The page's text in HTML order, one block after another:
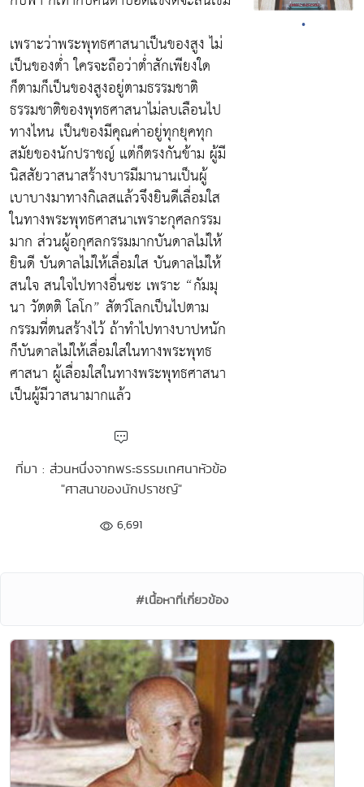
เพราะว่าพระพุทธศาสนาเป็นของสูง ไม่
เป็นของต่ำ ใครจะถือว่าต่ำสักเพียงใด
ก็ตามก็เป็นของสูงอยู่ตามธรรมชาติ
ธรรมชาติของพุทธศาสนาไม่ลบเลือนไป
ทางไหน เป็นของมีคุณค่าอยู่ทุกยุคทุก
สมัยของนักปราชญ์ แต่ก็ตรงกันข้าม ผู้มี
นิสสัยวาสนาสร้างบารมีมานานเป็นผู้
เบาบางมาทางกิเลสแล้วจึงยินดีเลื่อมใส
ในทางพระพุทธศาสนาเพราะกุศลกรรม
มาก ส่วนผู้อกุศลกรรมมากบันดาลไม่ให้
ยินดี บันดาลไม่ให้เลื่อมใส บันดาลไม่ให้
สนใจ สนใจไปทางอื่นซะ เพราะ “กัมมุ
นา วัตตติ โลโก” สัตว์โลกเป็นไปตาม
กรรมที่ตนสร้างไว้ ถ้าทำไปทางบาปหนัก
ก็บันดาลไม่ให้เลื่อมใสในทางพระพุทธ
ศาสนา ผู้เลื่อมใสในทางพระพุทธศาสนา
เป็นผู้มีวาสนามากแล้ว
ที่มา : ส่วนหนึ่งจากพระธรรมเทศนาหัวข้อ
"ศาสนาของนักปราชญ์"
6,691
•
#เนื้อหาที่เกี่ยวข้อง